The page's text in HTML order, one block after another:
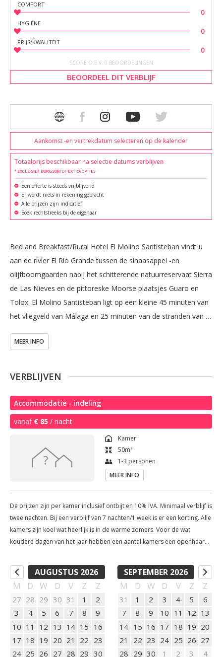
Bed and Breakfast/Rural Hotel El Molino Santisteban vindt u
aan de rivier El Río Grande tussen de sinaasappel -en
olijfboomgaarden nabij het schitterende natuurreservaat Sierra
de Las Nieves en de pittoreske Moorse plaatsjes Guaro en
Tolox. El Molino Santisteban ligt op een kleine 45 minuten van
het vliegveld van Málaga en 25 minuten van de stranden van
El Molino Santisteban heeft in het totaal zes ruime
badkamer met douche en wc (twee kamers hebben tevens een
zomers. Voor de wat koudere dagen van het jaar hebben een
aantal kamers een openhaard en alle kamers een electrische
kachel.
In de rijk begroeide tuin vindt u vele schaduw -en zonplekjes en
een zwembad om in af te koelen. Op de achtergrond is het
stromende water van El Río Grande en de watermolen altijd
zachtjes aanwezig. Langs El Rio Grande kunt u onbeperkt
zonnende schildpad tegenkomen.
De self service bar is altijd open en er staat een gastenkeuken
tot uw beschikking. ´s Avonds serveren wij naar wens een
grote eetzaal in onze watermolen.
Vanuit El Molino Santisteban zijn er talloze mogelijkheden op
omgeving.
El Molino Santisteban leent zich ook uitstekend om  in z´n
MEER INFO
VERBLIJVEN
Accommodatie - indeling
vanaf € 85 / nacht
Kamer
50m²
1-3 personen
MEER INFO
De prijzen zijn per kamer inclusief ontbijt en 10% IVA. Minimaal verblijf is
twee nachten. Bij een verblijf van 7 nachten/1 week is er een korting. Alle
kamers zijn koel wat heerlijk is in de warme zomers. Voor de wat
koudere dagen van het jaar hebben een aantal kamers een openhaard
openslaande deuren naar de tuin met zitje. Een extra persoon/kind op
de kamer kost EUR 25 per nacht, een extra baby/kind (0-3 jaar) op de
kamer kost EUR 15 per nacht. De prijzen zijn inclusief ontbijt,
handdoeken een opgemaakt bed(je) en alle andere voorzieningen. El
Molino Santisteban leent zich ook uitstekend om in z´n geheel af te
huren met een groep (tot 14 personen).
AUGUSTUS 2026
M D W D V Z Z
27 28 29 30 31 1
2
3
4 5 6 7 8
9
10 11 12 13 14 15 16
17 18 19 20 21 22 23
24 25 26 27 28 29 30
SEPTEMBER 2026
M D W D V Z Z
31 1 2 3 4 5
6
7
8 9 10 11 12 13
14 15 16 17 18 19 20
21
22 23 24 25 26 27
28 29 30 1 2 3 4
Aankomst -en vertrekdatum selecteren op de kalender
Totaalprijs beschikbaar na selectie datums verblijven
* EXCLUSIEF BORGSOM OF EXTRA OPTIES
Een offerte is steeds vrijblijvend
Er wordt niets in rekening gebracht
Alle prijzen zijn indicatief
Boek rechtstreeks bij de eigenaar
COMFORT
0
HYGIËNE
0
PRIJS/KWALITEIT
0
SCORE O.B.V. 0 BEOORDELINGEN
BEOORDEEL DIT VERBLIJF